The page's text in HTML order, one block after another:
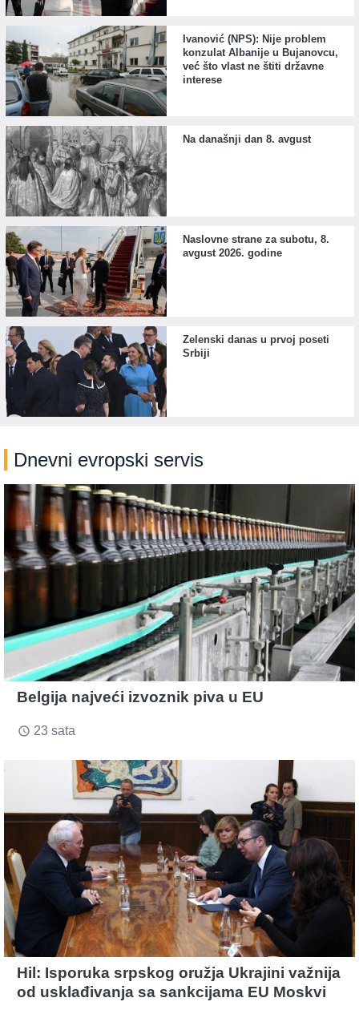
Ivanović (NPS): Nije problem
konzulat Albanije u Bujanovcu,
već što vlast ne štiti državne
interese
Na današnji dan 8. avgust
Naslovne strane za subotu, 8.
avgust 2026. godine
Zelenski danas u prvoj poseti
Srbiji
Dnevni evropski servis
Belgija najveći izvoznik piva u EU
access_time 23 sata
Hil: Isporuka srpskog oružja Ukrajini važnija
od usklađivanja sa sankcijama EU Moskvi